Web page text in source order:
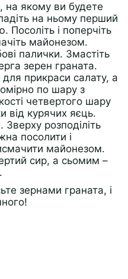
на якому ви будете
на ньому перший
і поперчіть
майонезом.
палички. Змастіть
зерен граната.
прикраси салату, а
по шару з
четвертого шару
від курячих яєць.
розподіліть
посолити і
майонезом.
сир, а сьомим –
зернами граната, і